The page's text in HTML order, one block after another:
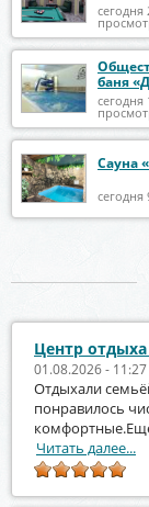
сегодня
баня
бани»
сегодня
Сауна
Центр
01.08.2026 - 11:27
Отдыхали
понравилось
Читать далее...